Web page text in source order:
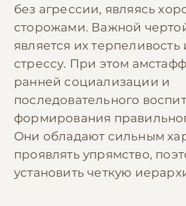
без агрессии, являясь
сторожами. Важной
является их терпеливость
стрессу. При этом
ранней социализации и
последовательного
формирования
Они обладают сильным
проявлять упрямство,
установить четкую